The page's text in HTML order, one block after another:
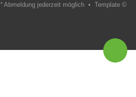
*Abmeldung jederzeit möglich • Template ©